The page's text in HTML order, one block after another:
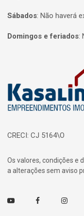
Sábados: Não haverá
Domingos e feriados:
CRECI: CJ 5164\O
Os valores, condições e
a alterações sem aviso
Youtube Facebook